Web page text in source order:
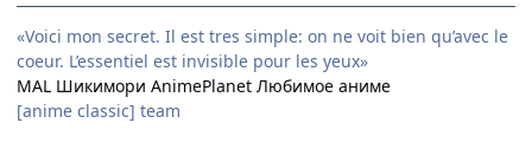
«Voici mon secret. Il est tres simple: on ne voit bien qu’avec le
coeur. L’essentiel est invisible pour les yeux»
MAL Шикимори AnimePlanet Любимое аниме
[anime classic] team